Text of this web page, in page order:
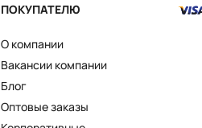
ПОКУПАТЕЛЮ
О компании
Вакансии компании
Блог
Оптовые заказы